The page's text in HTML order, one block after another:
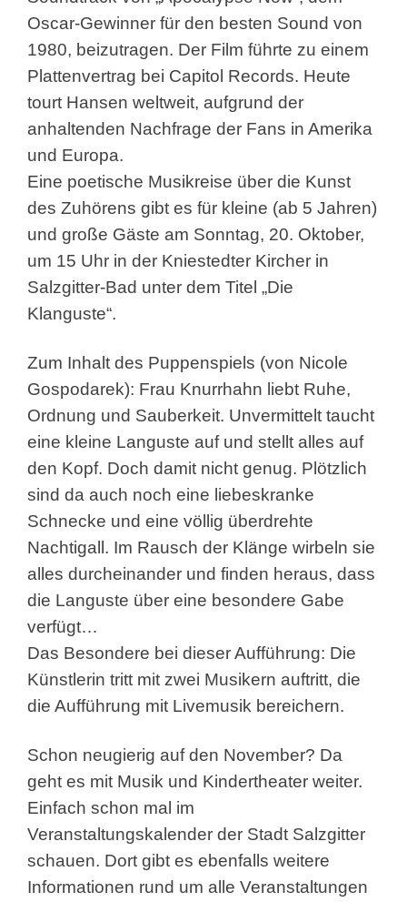
Oscar-Gewinner für den besten Sound von
1980, beizutragen. Der Film führte zu einem
Plattenvertrag bei Capitol Records. Heute
tourt Hansen weltweit, aufgrund der
anhaltenden Nachfrage der Fans in Amerika
und Europa.
Eine poetische Musikreise über die Kunst
des Zuhörens gibt es für kleine (ab 5 Jahren)
und große Gäste am Sonntag, 20. Oktober,
um 15 Uhr in der Kniestedter Kircher in
Salzgitter-Bad unter dem Titel „Die
Klanguste“.
Zum Inhalt des Puppenspiels (von Nicole
Gospodarek): Frau Knurrhahn liebt Ruhe,
Ordnung und Sauberkeit. Unvermittelt taucht
eine kleine Languste auf und stellt alles auf
den Kopf. Doch damit nicht genug. Plötzlich
sind da auch noch eine liebeskranke
Schnecke und eine völlig überdrehte
Nachtigall. Im Rausch der Klänge wirbeln sie
alles durcheinander und finden heraus, dass
die Languste über eine besondere Gabe
verfügt…
Das Besondere bei dieser Aufführung: Die
Künstlerin tritt mit zwei Musikern auftritt, die
die Aufführung mit Livemusik bereichern.
Schon neugierig auf den November? Da
geht es mit Musik und Kindertheater weiter.
Einfach schon mal im
Veranstaltungskalender der Stadt Salzgitter
schauen. Dort gibt es ebenfalls weitere
Informationen rund um alle Veranstaltungen